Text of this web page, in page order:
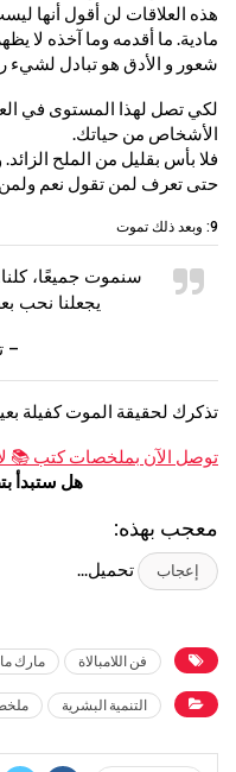
هذه العلاقات لن أقول أنها
مادية. ما أقدمه وما آخذه لا
شعور و الأدق هو تبادل
لكي تصل لهذا المستوى في
الأشخاص من حياتك.
فلا بأس بقليل من الملح
حتى تعرف لمن تقول نعم ولمن
9: وبعد ذلك تموت
سنموت جميعًا،
يجعلنا نحب
–
تذكرك لحقيقة الموت كفيلة
توصل الآن بملخصات كتب 📚 لا
هل ستبدأ
معجب بهذه:
إعجاب تحميل...
فن اللامبالاة مارك
التنمية البشرية